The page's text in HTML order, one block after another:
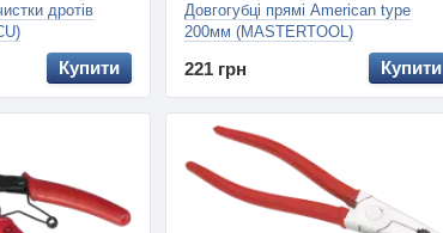
дротів
Купити
Довгогубці прямі American type
200мм (MASTERTOOL)
221 грн Купити